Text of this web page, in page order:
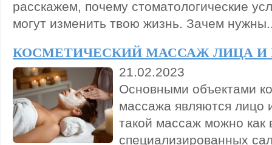
расскажем, почему стоматологические
могут изменить твою жизнь. Зачем
КОСМЕТИЧЕСКИЙ МАССАЖ ЛИЦА
21.02.2023
Основными объектами
массажа являются лицо
такой массаж можно как
специализированных